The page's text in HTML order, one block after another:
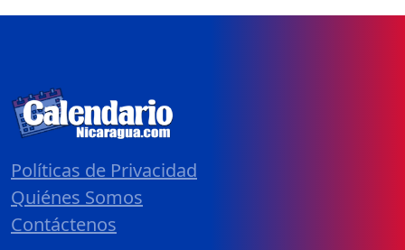
Políticas de Privacidad
Quiénes Somos
Contáctenos